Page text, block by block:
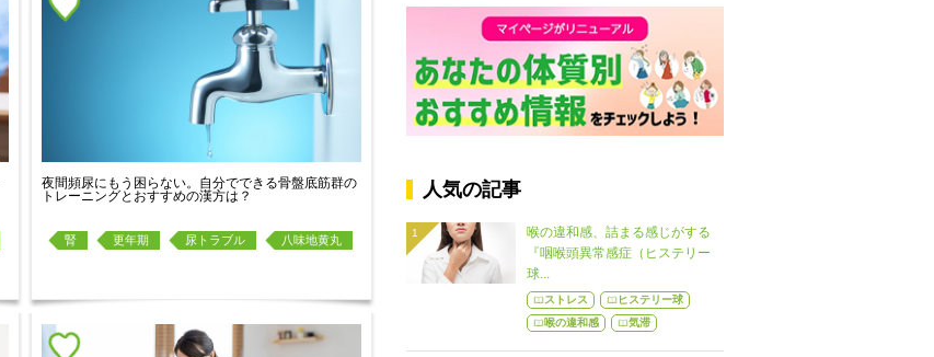
人気の記事
喉の違和感、詰まる感じがする
『咽喉頭異常感症（ヒステリー
球...
ストレス
ヒステリー球
喉の違和感
気滞
夜間頻尿にもう困らない。自分でできる骨盤底筋群の
トレーニングとおすすめの漢方は？
八味地黄丸
尿トラブル
更年期
腎